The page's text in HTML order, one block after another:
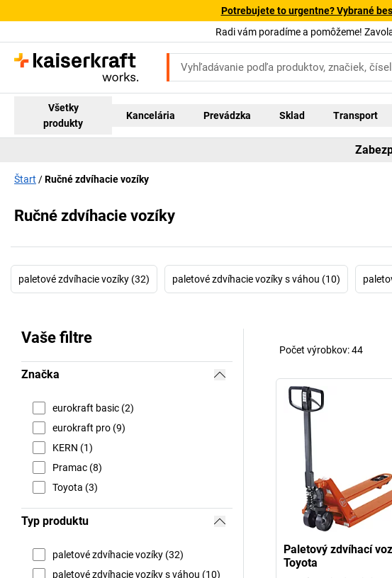
Potrebujete to urgentne? Vybrané
Radi vám poradíme a pomôžeme!
Všetky
produkty
Kancelária Prevádzka Sklad Transport
Štart Ručné zdvíhacie vozíky
Ručné zdvíhacie vozíky
paletové zdvíhacie vozíky (32) paletové zdvíhacie vozíky s váhou (10)
Vaše filtre
Značka
eurokraft basic (2)
eurokraft pro (9)
KERN (1)
Pramac (8)
Toyota (3)
Typ produktu
paletové zdvíhacie vozíky (32)
paletové zdvíhacie vozíky s váhou (10)
Počet výrobkov:44
Paletový zdvíhací
Toyota